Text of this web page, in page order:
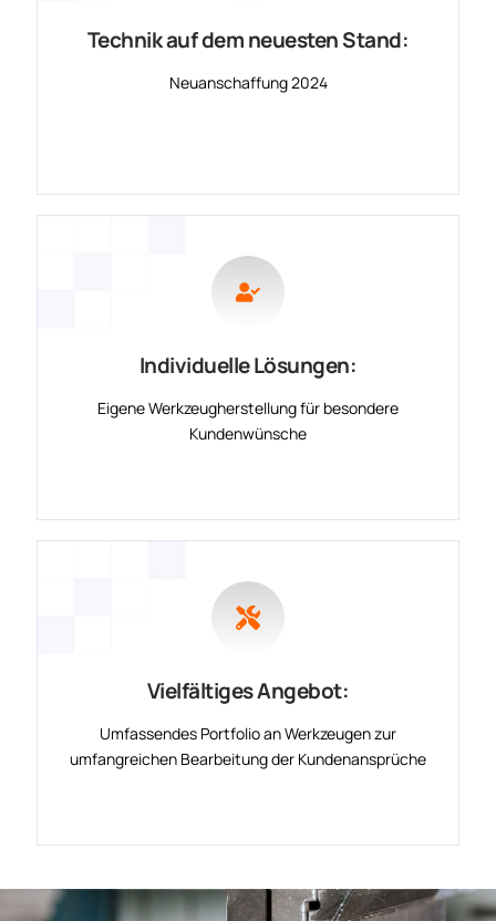
Technik auf dem neuesten Stand:
Neuanschaffung 2024
Individuelle Lösungen:
Eigene Werkzeugherstellung für besondere
Kundenwünsche
Vielfältiges Angebot:
Umfassendes Portfolio an Werkzeugen zur
umfangreichen Bearbeitung der Kundenansprüche